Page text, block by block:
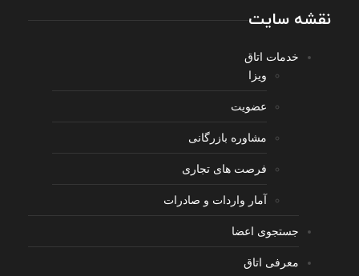
نقشه سایت
خدمات اتاق
ویزا
عضویت
مشاوره بازرگانی
فرصت های تجاری
آمار واردات و صادرات
جستجوی اعضا
معرفی اتاق